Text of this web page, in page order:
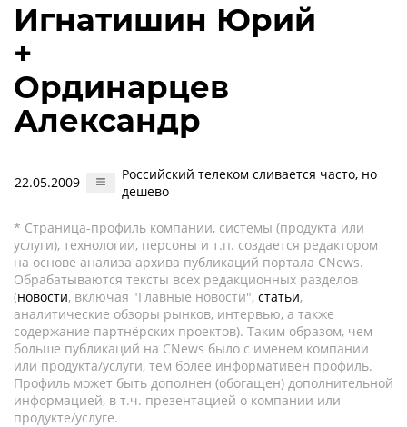
Игнатишин Юрий
+
Ординарцев
Александр
22.05.2009
Российский телеком сливается часто, но
дешево
* Страница-профиль компании, системы (продукта или
услуги), технологии, персоны и т.п. создается редактором
на основе анализа архива публикаций портала CNews.
Обрабатываются тексты всех редакционных разделов
(новости, включая "Главные новости", статьи,
аналитические обзоры рынков, интервью, а также
содержание партнёрских проектов). Таким образом, чем
больше публикаций на CNews было с именем компании
или продукта/услуги, тем более информативен профиль.
Профиль может быть дополнен (обогащен) дополнительной
информацией, в т.ч. презентацией о компании или
продукте/услуге.